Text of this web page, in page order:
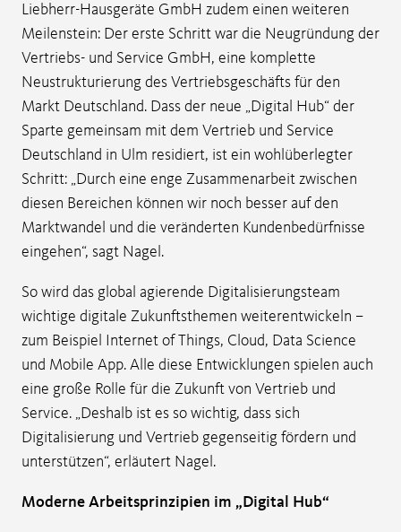
Liebherr-Hausgeräte GmbH zudem einen weiteren
Meilenstein: Der erste Schritt war die Neugründung der
Vertriebs- und Service GmbH, eine komplette
Neustrukturierung des Vertriebsgeschäfts für den
Markt Deutschland. Dass der neue „Digital Hub“ der
Sparte gemeinsam mit dem Vertrieb und Service
Deutschland in Ulm residiert, ist ein wohlüberlegter
Schritt: „Durch eine enge Zusammenarbeit zwischen
diesen Bereichen können wir noch besser auf den
Marktwandel und die veränderten Kundenbedürfnisse
eingehen“, sagt Nagel.
So wird das global agierende Digitalisierungsteam
wichtige digitale Zukunftsthemen weiterentwickeln –
zum Beispiel Internet of Things, Cloud, Data Science
und Mobile App. Alle diese Entwicklungen spielen auch
eine große Rolle für die Zukunft von Vertrieb und
Service. „Deshalb ist es so wichtig, dass sich
Digitalisierung und Vertrieb gegenseitig fördern und
unterstützen“, erläutert Nagel.
Moderne Arbeitsprinzipien im „Digital Hub“